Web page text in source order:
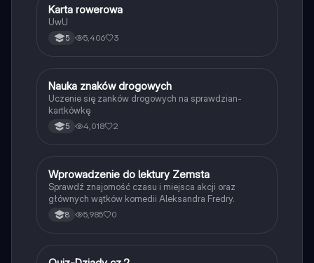
KTechnika
Karta rowerowa
UwU
5 5,406 3
NTechnika
Nauka znaków drogowych
Uczenie się zanków drogowych na sprawdzian-
kartkówkę
5 4,018 2
WJęzyk polski
Wprowadzenie do lektury Zemsta
Sprawdź znajomość czasu i miejsca akcji oraz
głównych wątków komedii Aleksandra Fredry.
8 5,985 0